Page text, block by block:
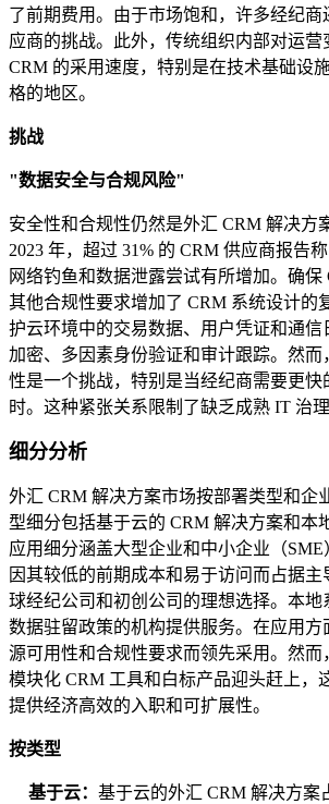
了前期费用。由于市场饱和，许多经纪
应商的挑战。此外，传统组织内部对运营
CRM 的采用速度，特别是在技术基础设
格的地区。
挑战
"数据安全与合规风险"
安全性和合规性仍然是外汇 CRM 解决方
2023 年，超过 31% 的 CRM 供应商报告
网络钓鱼和数据泄露尝试有所增加。确保
其他合规性要求增加了 CRM 系统设计的
护云环境中的交易数据、用户凭证和通信
加密、多因素身份验证和审计跟踪。然而
性是一个挑战，特别是当经纪商需要更快
时。这种紧张关系限制了缺乏成熟 IT 治
细分分析
外汇 CRM 解决方案市场按部署类型和企
型细分包括基于云的 CRM 解决方案和本
应用细分涵盖大型企业和中小企业（
因其较低的前期成本和易于访问而占据
球经纪公司和初创公司的理想选择。本地
数据驻留政策的机构提供服务。在应用方
源可用性和合规性要求而领先采用。然而
模块化 CRM 工具和白标产品迎头赶上，
提供经济高效的入职和可扩展性。
按类型
基于云： 基于云的外汇 CRM 解决方案